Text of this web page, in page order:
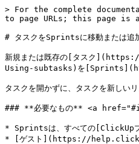
> For the complete
to page URLs; this page is
# タスクをSprintsに移動または追
新規または既存の[タスク
Using-subtasks)を
タスクを開かずに、タスクを新しい
### **必要なもの** <a
* Sprintsは、すべての
* [ゲスト](https://